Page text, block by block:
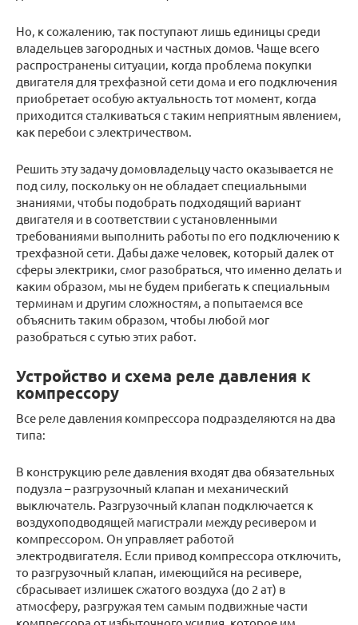
Но, к сожалению, так поступают лишь единицы среди
владельцев загородных и частных домов. Чаще всего
распространены ситуации, когда проблема покупки
двигателя для трехфазной сети дома и его подключения
приобретает особую актуальность тот момент, когда
приходится сталкиваться с таким неприятным явлением,
как перебои с электричеством.
Решить эту задачу домовладельцу часто оказывается не
под силу, поскольку он не обладает специальными
знаниями, чтобы подобрать подходящий вариант
двигателя и в соответствии с установленными
требованиями выполнить работы по его подключению к
трехфазной сети. Дабы даже человек, который далек от
сферы электрики, смог разобраться, что именно делать и
каким образом, мы не будем прибегать к специальным
терминам и другим сложностям, а попытаемся все
объяснить таким образом, чтобы любой мог
разобраться с сутью этих работ.
Устройство и схема реле давления к
компрессору
Все реле давления компрессора подразделяются на два
типа:
В конструкцию реле давления входят два обязательных
подузла – разгрузочный клапан и механический
выключатель. Разгрузочный клапан подключается к
воздухоподводящей магистрали между ресивером и
компрессором. Он управляет работой
электродвигателя. Если привод компрессора отключить,
то разгрузочный клапан, имеющийся на ресивере,
сбрасывает излишек сжатого воздуха (до 2 ат) в
атмосферу, разгружая тем самым подвижные части